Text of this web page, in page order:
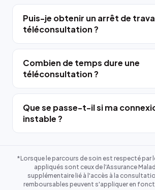
Puis-je obtenir un arrêt de
téléconsultation ?
Combien de temps dure une
téléconsultation ?
Que se passe-t-il si ma
instable ?
*Lorsque le parcours de soin est respecté par
appliqués sont ceux de l'Assurance
supplémentaire lié à l'accès à la
remboursables peuvent s'appliquer en